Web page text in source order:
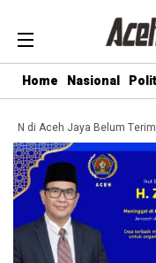
Home Nasional
di Aceh Jaya Belum